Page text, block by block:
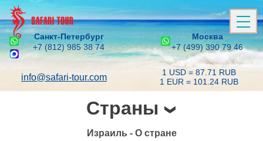
Санкт-Петербург
+7 (812) 985 38 74
Москва
+7 (499) 390 79 46
info@safari-tour.com
1 USD = 87.71 RUB
1 EUR = 101.24 RUB
Страны
Израиль - О стране